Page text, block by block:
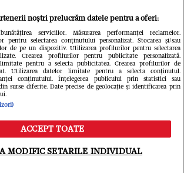
2026 Ringier Romania – Toate
Drepturile rezervate
Caută
noștri prelucrăm datele pentru a oferi:
serviciilor. Măsurarea performanței reclamelor.
pentru selectarea conținutului personalizat. Stocarea și/sau
de pe un dispozitiv. Utilizarea profilurilor pentru selectarea
Crearea profilurilor pentru publicitate personalizată.
pentru a selecta publicitatea. Crearea profilurilor de
Utilizarea datelor limitate pentru a selecta conținutul.
conținutului. Înțelegerea publicului prin statistici sau
surse diferite. Date precise de geolocație și identificarea prin
ACCEPT TOATE
MODIFIC SETARILE INDIVIDUAL